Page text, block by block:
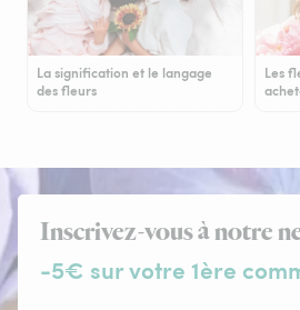
La signification et le langage
des fleurs
Les
Inscrivez-vous à notre
-5€ sur votre 1ère